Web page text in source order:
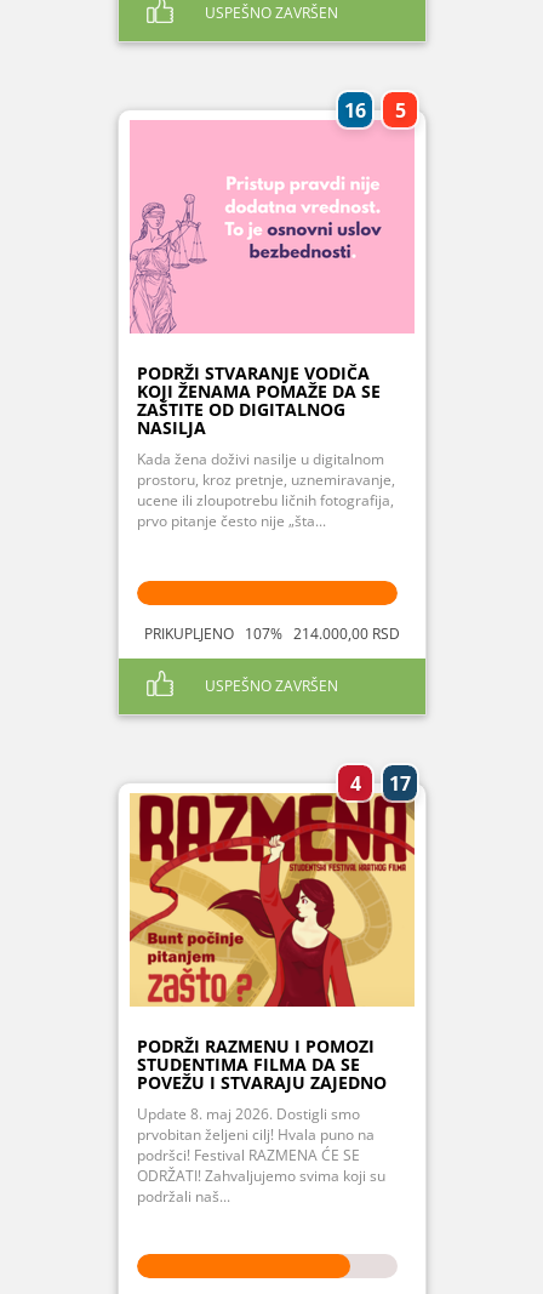
USPEŠNO ZAVRŠEN
16 5
PODRŽI STVARANJE VODIČA
KOJI ŽENAMA POMAŽE DA SE
ZAŠTITE OD DIGITALNOG
NASILJA
Kada žena doživi nasilje u digitalnom
prostoru, kroz pretnje, uznemiravanje,
ucene ili zloupotrebu ličnih fotografija,
prvo pitanje često nije „šta...
PRIKUPLJENO 107% 214.000,00 RSD
USPEŠNO ZAVRŠEN
4 17
PODRŽI RAZMENU I POMOZI
STUDENTIMA FILMA DA SE
POVEŽU I STVARAJU ZAJEDNO
Update 8. maj 2026. Dostigli smo
prvobitan željeni cilj! Hvala puno na
podršci! Festival RAZMENA ĆE SE
ODRŽATI! Zahvaljujemo svima koji su
podržali naš...